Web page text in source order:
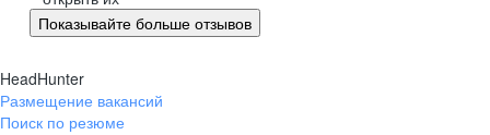
Показывайте больше отзывов
HeadHunter
Размещение вакансий
Поиск по резюме